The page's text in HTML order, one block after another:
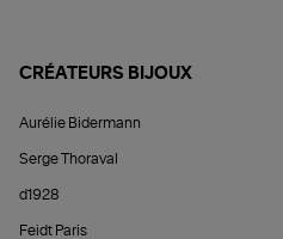
CRÉATEURS BIJOUX
Aurélie Bidermann
Serge Thoraval
d1928
Feidt Paris